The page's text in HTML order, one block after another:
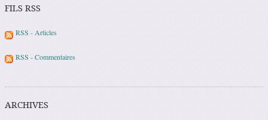
FILS RSS
RSS - Articles
RSS - Commentaires
ARCHIVES